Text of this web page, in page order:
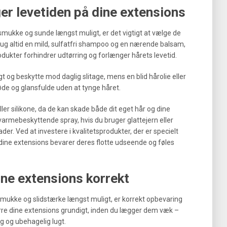
levetiden på dine extensions
og sunde længst muligt, er det vigtigt at vælge de
altid en mild, sulfatfri shampoo og en nærende balsam,
forhindrer udtørring og forlænger hårets levetid.
og beskytte mod daglig slitage, mens en blid hårolie eller
og glansfulde uden at tynge håret.
silikone, da de kan skade både dit eget hår og dine
spray, hvis du bruger glattejern eller
Ved at investere i kvalitetsprodukter, der er specielt
extensions bevarer deres flotte udseende og føles
extensions korrekt
og slidstærke længst muligt, er korrekt opbevaring
dine extensions grundigt, inden du lægger dem væk –
og ubehagelig lugt.